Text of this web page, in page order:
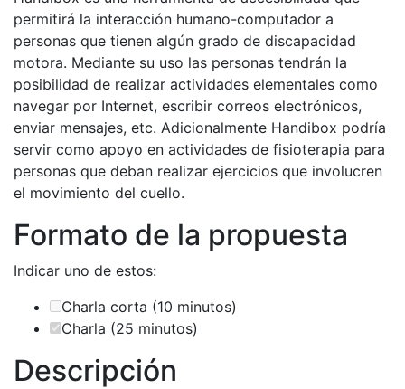
permitirá la interacción humano-computador a
personas que tienen algún grado de discapacidad
motora. Mediante su uso las personas tendrán la
posibilidad de realizar actividades elementales como
navegar por Internet, escribir correos electrónicos,
enviar mensajes, etc. Adicionalmente Handibox podría
servir como apoyo en actividades de fisioterapia para
personas que deban realizar ejercicios que involucren
el movimiento del cuello.
Formato de la propuesta
Indicar uno de estos:
Charla corta (10 minutos)
Charla (25 minutos)
Descripción